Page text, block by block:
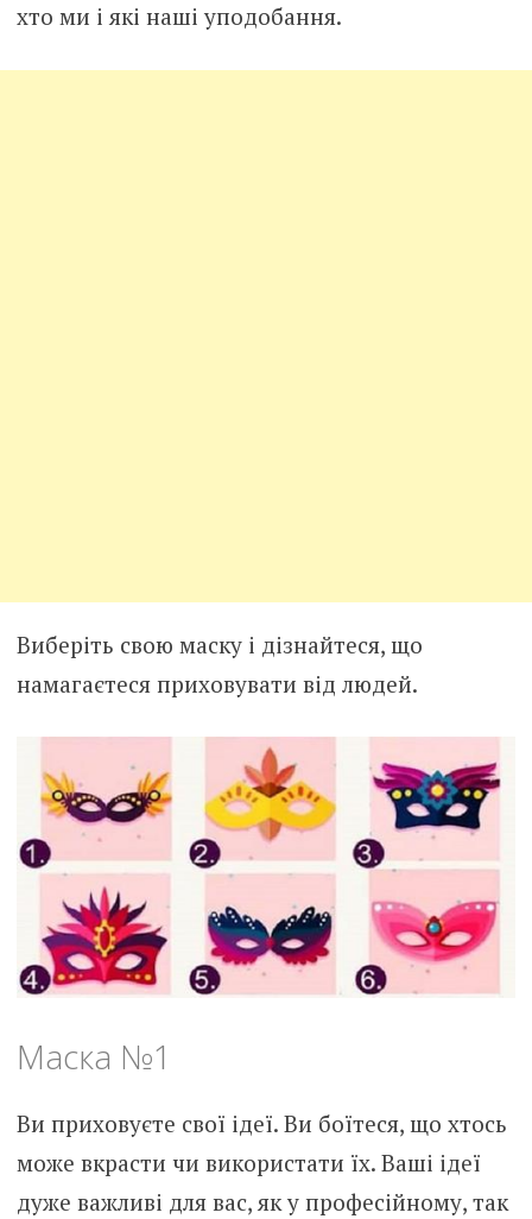
хто ми і які наші уподобання.
Виберіть свою маску і дізнайтеся, що
намагаєтеся приховувати від людей.
Маска №1
Ви приховуєте свої ідеї. Ви боїтеся, що хтось
може вкрасти чи використати їх. Ваші ідеї
дуже важливі для вас, як у професійному, так